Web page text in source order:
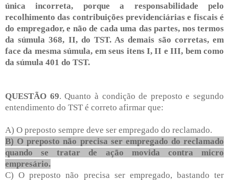
única incorreta, porque a responsabilidade pelo
recolhimento das contribuições previdenciárias e fiscais é
do empregador, e não de cada uma das partes, nos termos
da súmula 368, II, do TST. As demais são corretas, em
face da mesma súmula, em seus itens I, II e III, bem como
da súmula 401 do TST.
QUESTÃO 69. Quanto à condição de preposto e segundo
entendimento do TST é correto afirmar que:
A) O preposto sempre deve ser empregado do reclamado.
B) O preposto não precisa ser empregado do reclamado
quando se tratar de ação movida contra micro
empresário.
C) O preposto não precisa ser empregado, bastando ter